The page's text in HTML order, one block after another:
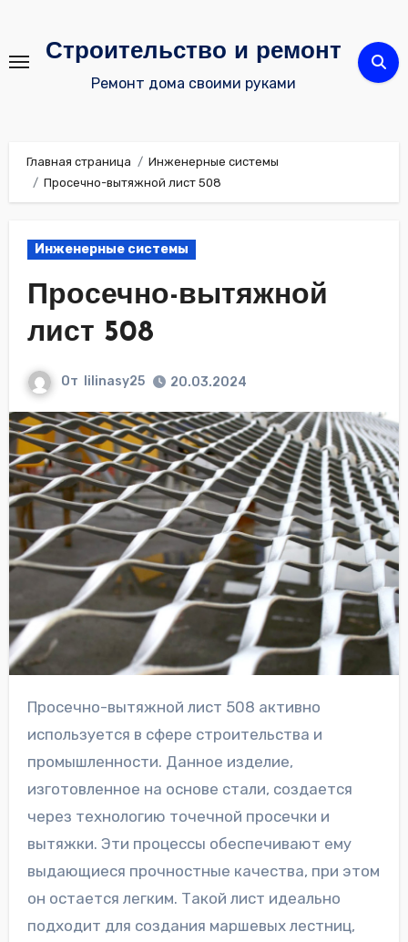
содержимому
Строительство и ремонт
Ремонт дома своими руками
Главная страница
Инженерные системы
Просечно-вытяжной лист 508
Инженерные системы
Просечно-вытяжной
лист 508
От lilinasy25 20.03.2024
Просечно-вытяжной лист 508 активно
используется в сфере строительства и
промышленности. Данное изделие,
изготовленное на основе стали, создается
через технологию точечной просечки и
вытяжки. Эти процессы обеспечивают ему
выдающиеся прочностные качества, при этом
он остается легким. Такой лист идеально
подходит для создания маршевых лестниц,